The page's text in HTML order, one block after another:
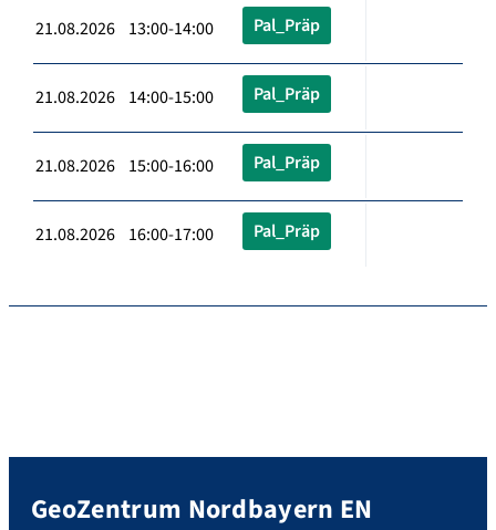
21.08.2026 13:00-14:00 Pal_Präp
21.08.2026 14:00-15:00 Pal_Präp
21.08.2026 15:00-16:00 Pal_Präp
21.08.2026 16:00-17:00 Pal_Präp
GeoZentrum Nordbayern EN